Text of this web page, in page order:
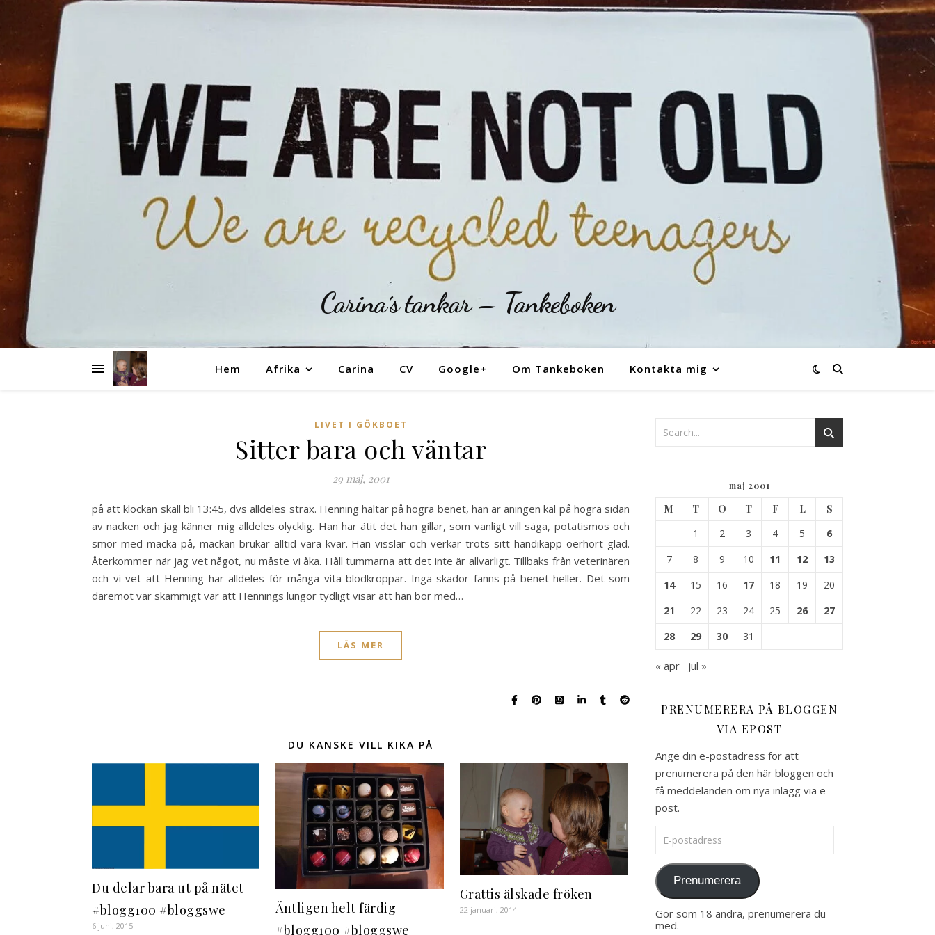
Carina´s tankar – Tankeboken
Hem Afrika Carina CV Google+ Om Tankeboken Kontakta mig
LIVET I GÖKBOET
Sitter bara och väntar
29 maj, 2001
på att klockan skall bli 13:45, dvs alldeles strax. Henning haltar på högra benet, han är aningen kal på högra sidan
av nacken och jag känner mig alldeles olycklig. Han har ätit det han gillar, som vanligt vill säga, potatismos och
smör med macka på, mackan brukar alltid vara kvar. Han visslar och verkar trots sitt handikapp oerhört glad.
Återkommer när jag vet något, nu måste vi åka. Håll tummarna att det inte är allvarligt. Tillbaks från veterinären
och vi vet att Henning har alldeles för många vita blodkroppar. Inga skador fanns på benet heller. Det som
däremot var skämmigt var att Hennings lungor tydligt visar att han bor med…
LÄS MER
DU KANSKE VILL KIKA PÅ
Du delar bara ut på nätet
#blogg100 #bloggswe
6 juni, 2015
Äntligen helt färdig
#blogg100 #bloggswe
Grattis älskade fröken
22 januari, 2014
maj 2001
M T O T F L
S
1
2 3 4 5
6
7
8 9 10 11 12
13
14
15 16 17 18 19
20
21
22 23 24 25 26
27
28
29 30 31
« apr jul »
PRENUMERERA PÅ BLOGGEN
VIA EPOST
Ange din e-postadress för att
prenumerera på den här bloggen och
få meddelanden om nya inlägg via e-
post.
E-postadress
Prenumerera
Gör som 18 andra, prenumerera du
med.